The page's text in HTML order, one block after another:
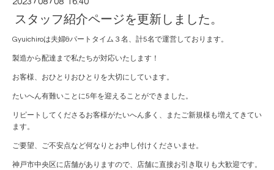
スタッフ紹介ページを更新しました。
Gyuichiroは夫婦&パートタイム３名、計5名で運営しております。
製造から配達まで私たちが対応いたします！
お客様、おひとりおひとりを大切にしています。
たいへん有難いことに5年を迎えることができました。
リピートしてくださるお客様がたいへん多く、またご新規様も増えてきてい
ます。
ご要望、ご不安点など何なりとお申し付けくださいませ。
神戸市中央区に店舗がありますので、店舗に直接お引き取りも大歓迎です。